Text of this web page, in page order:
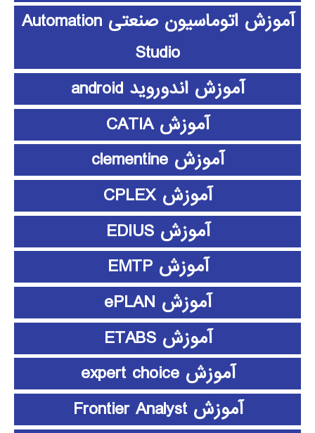
آموزش اتوماسیون صنعتی Automation
Studio
آموزش اندوروید android
آموزش CATIA
آموزش clementine
آموزش CPLEX
آموزش EDIUS
آموزش EMTP
آموزش ePLAN
آموزش ETABS
آموزش expert choice
آموزش Frontier Analyst